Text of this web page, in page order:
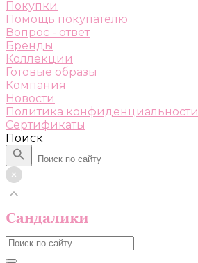
Покупки
Помощь покупателю
Вопрос - ответ
Бренды
Коллекции
Готовые образы
Компания
Новости
Политика конфиденциальности
Сертификаты
Поиск